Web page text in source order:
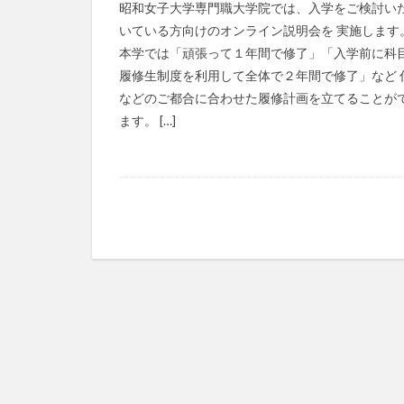
昭和女子大学専門職大学院では、入学をご検討い
いている方向けのオンライン説明会を 実施します。
本学では「頑張って１年間で修了」「入学前に科
履修生制度を利用して全体で２年間で修了」など
などのご都合に合わせた履修計画を立てることが
ます。 […]